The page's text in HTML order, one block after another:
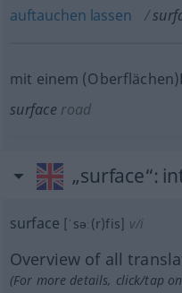
auftauchen lassen
mit einem
surface road
„surface“:
surface [ˈsəː(r)fis] v/i
Overview of all
(For more details, click/tap